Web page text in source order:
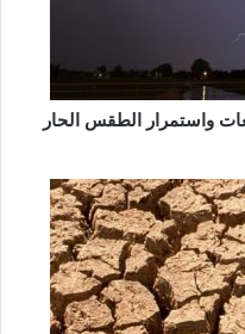
واستمرار الطقس الحار